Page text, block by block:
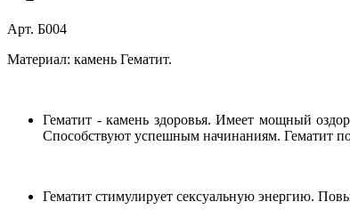
Арт. Б004
Материал: камень Гематит.
Гематит - камень здоровья. Имеет мощный
Способствуют успешным начинаниям. Гематит
Гематит стимулирует сексуальную энергию.